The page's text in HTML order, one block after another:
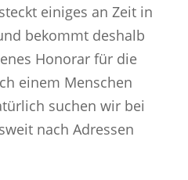
steckt einiges an Zeit in
bekommt deshalb
Honorar für die
einem Menschen
suchen wir bei
nach Adressen